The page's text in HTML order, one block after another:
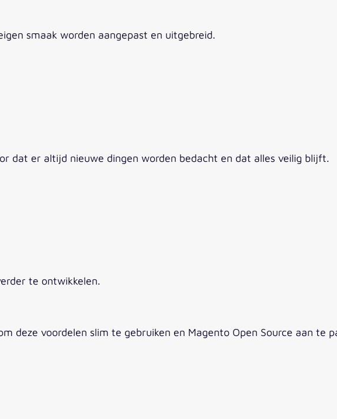
smaak worden aangepast en uitgebreid.
dat er altijd nieuwe dingen worden bedacht en dat alles veilig blijft.
te ontwikkelen.
deze voordelen slim te gebruiken en Magento Open Source aan te